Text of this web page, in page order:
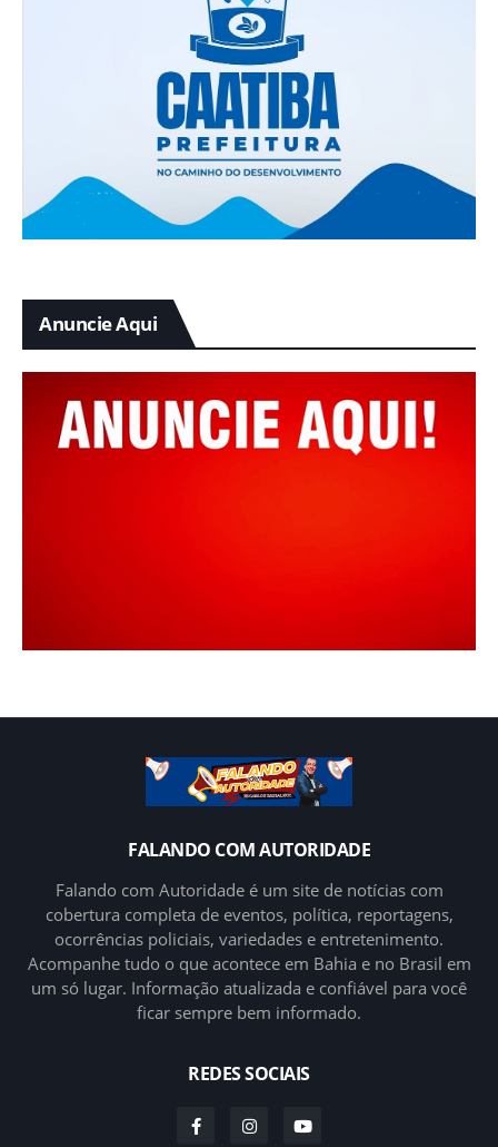
Anuncie Aqui
FALANDO COM AUTORIDADE
Falando com Autoridade é um site de notícias com
cobertura completa de eventos, política, reportagens,
ocorrências policiais, variedades e entretenimento.
Acompanhe tudo o que acontece em Bahia e no Brasil em
um só lugar. Informação atualizada e confiável para você
ficar sempre bem informado.
REDES SOCIAIS